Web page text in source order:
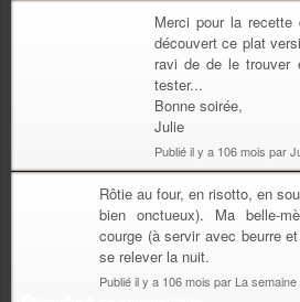
Merci pour la recette
découvert ce plat
ravi de de le trouver
tester...
Bonne soirée,
Julie
Publié il y a 106 mois par
Rôtie au four, en risotto, en
bien onctueux). Ma belle-
courge (à servir avec beurre
se relever la nuit.
Publié il y a 106 mois par La semaine